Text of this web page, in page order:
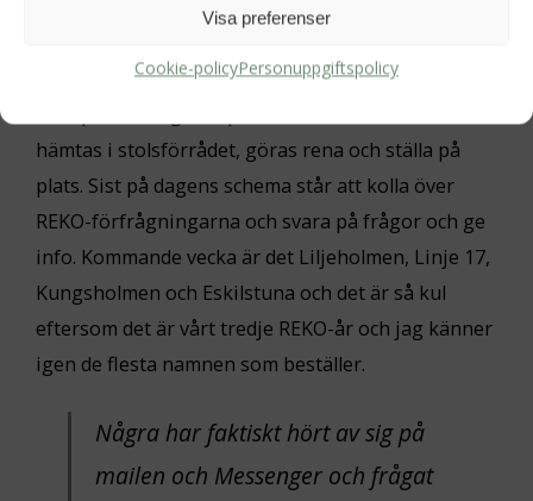
Visa preferenser
Cookie-policyPersonuppgiftspolicy
till att det finns stolar till alla. Får vi in 13 personer i
vi bedömer att det kommer att vara för kallt att
hämtas i stolsförrådet, göras rena och ställa på
plats. Sist på dagens schema står att kolla över
REKO-förfrågningarna och svara på frågor och ge
info. Kommande vecka är det Liljeholmen, Linje 17,
Kungsholmen och Eskilstuna och det är så kul
eftersom det är vårt tredje REKO-år och jag känner
igen de flesta namnen som beställer.
Några har faktiskt hört av sig på
mailen och Messenger och frågat